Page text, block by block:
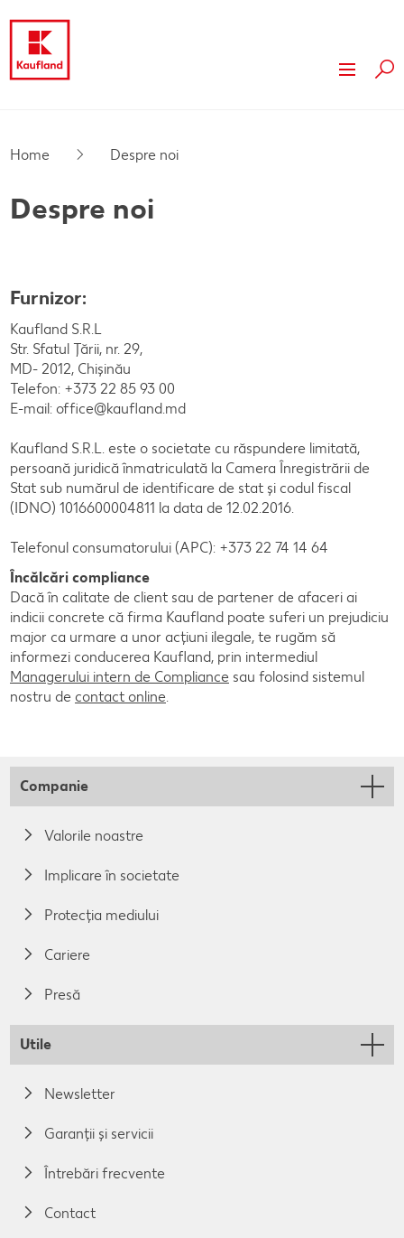
Valori
Rapoarte financiare
Responsabilitate
Publicitate
Home Despre noi
Despre noi
Furnizor:
Kaufland S.R.L
Str. Sfatul Țării, nr. 29,
MD- 2012, Chișinău
Telefon: +373 22 85 93 00
E-mail: office@kaufland.md
Kaufland S.R.L. este o societate cu răspundere limitată,
persoană juridică înmatriculată la Camera Înregistrării de
Stat sub numărul de identificare de stat și codul fiscal
(IDNO) 1016600004811 la data de 12.02.2016.
Telefonul consumatorului (APC): +373 22 74 14 64
Încălcări compliance
Dacă în calitate de client sau de partener de afaceri ai
indicii concrete că firma Kaufland poate suferi un prejudiciu
major ca urmare a unor acțiuni ilegale, te rugăm să
informezi conducerea Kaufland, prin intermediul
Managerului intern de Compliance sau folosind sistemul
nostru de contact online
Companie
Valorile noastre
Implicare în societate
Protecția mediului
Cariere
Presă
Utile
Newsletter
Garanții și servicii
Întrebări frecvente
Contact